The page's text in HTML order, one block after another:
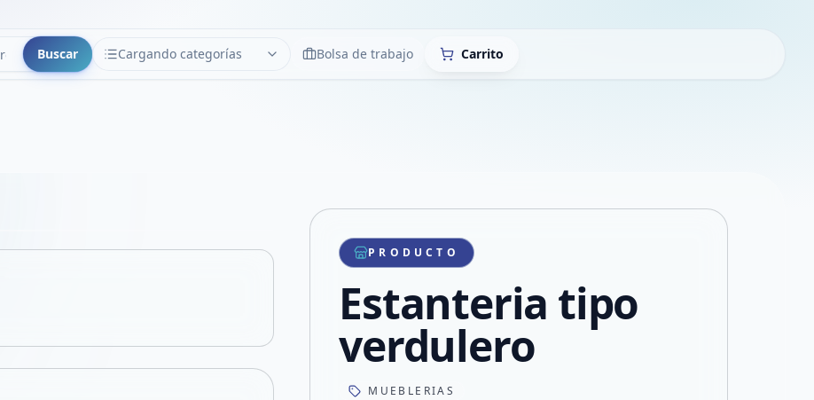
Buscar Cargando categorías
CATEGORÍAS LimpiarBolsa de trabajo Carrito
Compartir producto
Compartir por WhatsApp
Compartir por mail
Compartir en Facebook
Compartir en X
PRODUCTO
Estanteria tipo
verdulero
MUEBLERIAS